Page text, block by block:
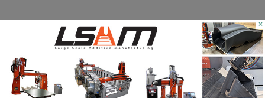
×